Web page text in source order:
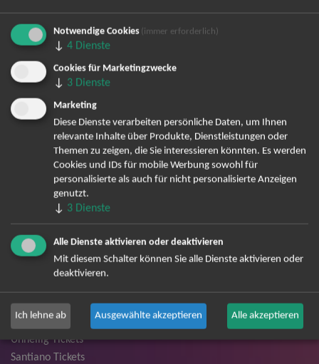
entsprechend der
einverstanden. Den
Newsletter kann ich jederzeit wieder abbestellen.
Bereits angemeldet? Hier können Sie sich abmelden ...
TOP-Events
André Rieu Tickets
Andrea Berg Tickets
Backstreet Boys Tickets
Unheilig Tickets
Santiano Tickets
Notwendige Cookies (immer erforderlich)
↓ 4 Dienste
Cookies für Marketingzwecke
↓ 3 Dienste
Marketing
Diese Dienste verarbeiten persönliche Daten, um Ihnen
relevante Inhalte über Produkte, Dienstleistungen oder
Themen zu zeigen, die Sie interessieren könnten. Es werden
Cookies und IDs für mobile Werbung sowohl für
personalisierte als auch für nicht personalisierte Anzeigen
genutzt.
↓ 3 Dienste
Alle Dienste aktivieren oder deaktivieren
Mit diesem Schalter können Sie alle Dienste aktivieren oder
deaktivieren.
Ich lehne ab Ausgewählte akzeptieren Alle akzeptieren